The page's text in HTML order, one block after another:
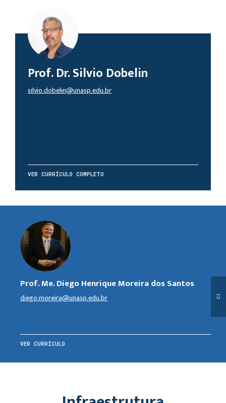
Prof. Dr. Silvio Dobelin
silvio.dobelin@unasp.edu.br
VER CURRÍCULO COMPLETO
Prof. Me. Diego Henrique Moreira dos Santos
diego.moreira@unasp.edu.br
VER CURRÍCULO